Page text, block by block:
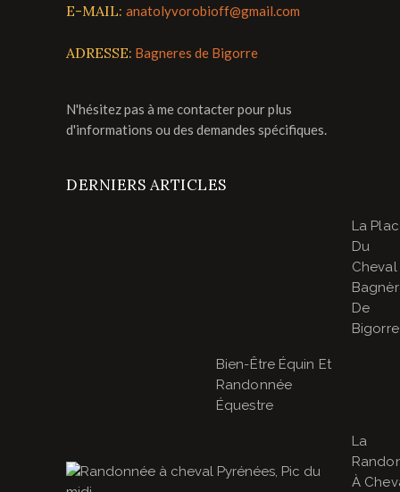
E-MAIL: anatolyvorobioff@gmail.com
ADRESSE: Bagneres de Bigorre
N'hésitez pas à me contacter pour plus
d'informations ou des demandes spécifiques.
DERNIERS ARTICLES
La
Du
Cheval
De
Bigorre
Bien-Être Équin Et
Randonnée
Équestre
La
À